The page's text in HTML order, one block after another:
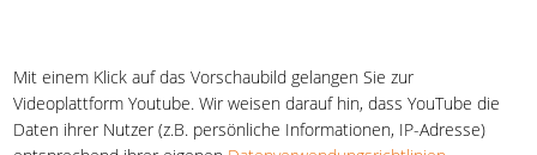
Mit einem Klick auf das Vorschaubild gelangen Sie zur
Videoplattform Youtube. Wir weisen darauf hin, dass YouTube die
Daten ihrer Nutzer (z.B. persönliche Informationen, IP-Adresse)